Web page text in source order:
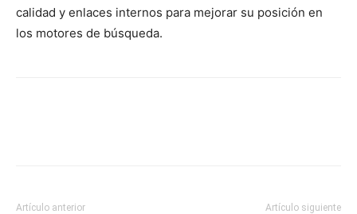
calidad y enlaces internos para mejorar su posición en
los motores de búsqueda.
Artículo anterior Artículo siguiente